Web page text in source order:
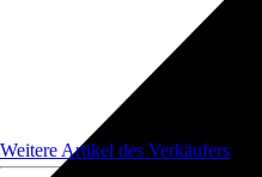
Weitere Artikel des Verkäufers